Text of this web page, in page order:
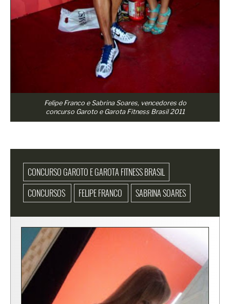
Felipe Franco e Sabrina Soares, vencedores do
concurso Garoto e Garota Fitness Brasil 2011
CONCURSO GAROTO E GAROTA FITNESS BRASIL
CONCURSOS
FELIPE FRANCO SABRINA SOARES